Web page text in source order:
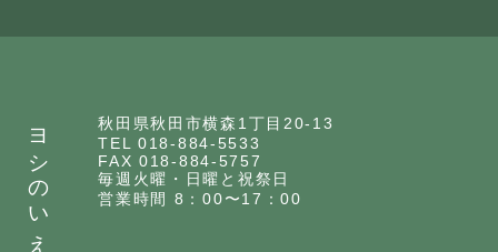
ヨシのいえ
秋田県秋田市横森1丁目20-13
TEL 018-884-5533
FAX 018-884-5757
毎週火曜・日曜と祝祭日
営業時間 8：00〜17：00